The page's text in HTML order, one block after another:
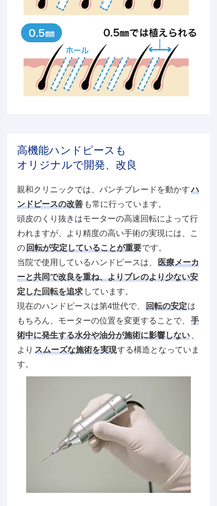
高機能ハンドピースも
オリジナルで開発、改良
親和クリニックでは、パンチブレードを動かすハ
ンドピースの改善 も常に行っています。
頭皮のくり抜きはモーターの高速回転によって行
われますが、より精度の高い手術の実現には、こ
の回転が安定していることが重要です。
当院で使用しているハンドピースは、 医療メーカ
ーと共同で改良を重ね、よりブレのより少ない安
定した回転を追求 しています。
現在のハンドピースは第4世代で、 回転の安定は
もちろん、モーターの位置を変更することで、 手
術中に発生する水分や油分が施術に影響しない 、
より スムーズな施術を実現する構造となっていま
す。